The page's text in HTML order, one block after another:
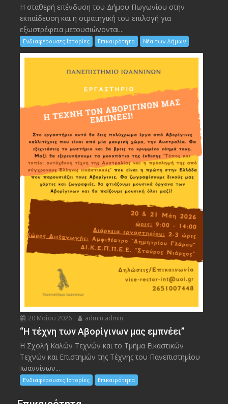
Η σταθερή επένδυση του Δήμου Πωγωνίου στην
εκπαίδευση και η στρατηγική του επιλογή για
εξωστρέφεια μετουσιώνονται...
Ενδιαφέρουσες Ιστορίες Επικαιρότητα Νέα των Δήμων
20 Μαΐου 2026 admin admin
“Η τέχνη των Αβορίγινων μας εμπνέει”
Η Σχολή Καλών Τεχνών και το Τμήμα Εικαστικών
Τεχνών και Επιστημών της Τέχνης του Πανεπιστημίου
Ιωαννίνων...
Ενδιαφέρουσες Ιστορίες Επικαιρότητα